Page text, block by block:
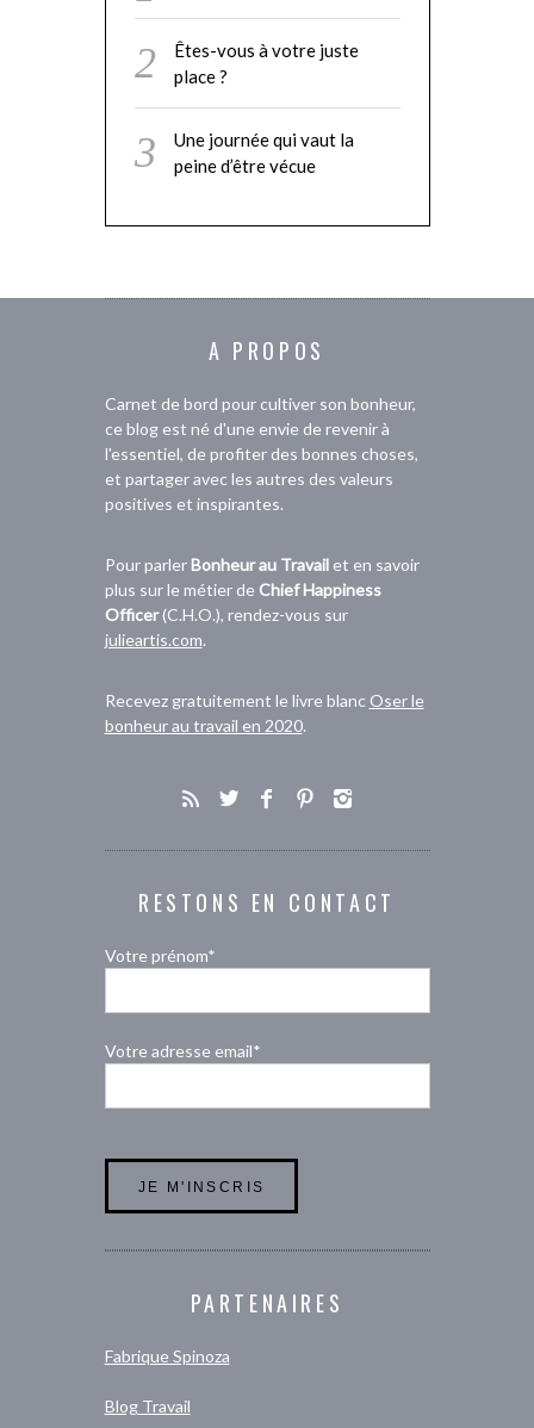
Êtes-vous à votre juste
place ?
Une journée qui vaut la
peine d’être vécue
A PROPOS
Carnet de bord pour cultiver son bonheur,
ce blog est né d'une envie de revenir à
l'essentiel, de profiter des bonnes choses,
et partager avec les autres des valeurs
positives et inspirantes.
Pour parlerBonheur au Travailet en savoir
plus sur le métier deChief Happiness
Officer(C.H.O.), rendez-vous sur
julieartis.com.
Recevez gratuitement le livre blanc Oser le
bonheur au travail en 2020.
RESTONS EN CONTACT
Votre prénom*
Votre adresse email*
PARTENAIRES
Fabrique Spinoza
Blog Travail